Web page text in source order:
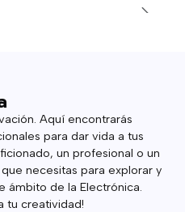
Aquí encontrarás
para dar vida a tus
un profesional o un
necesitas para explorar y
ámbito de la Electrónica.
tu creatividad!